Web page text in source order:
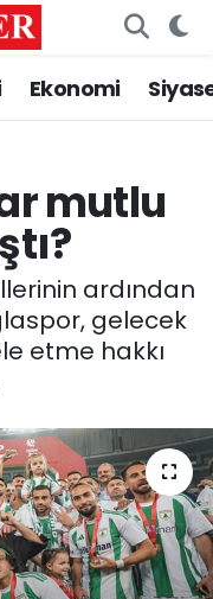
Ekonomi
mutlu
ardından
gelecek
etme hakkı
Fikstür